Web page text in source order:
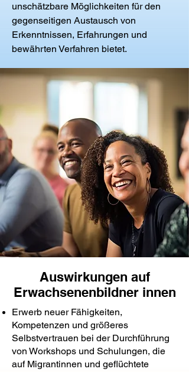
unschätzbare Möglichkeiten für den
gegenseitigen Austausch von
Erkenntnissen, Erfahrungen und
bewährten Verfahren bietet.
Auswirkungen auf
Erwachsenenbildner innen
Erwerb neuer Fähigkeiten,
Kompetenzen und größeres
Selbstvertrauen bei der Durchführung
von Workshops und Schulungen, die
auf Migrantinnen und geflüchtete